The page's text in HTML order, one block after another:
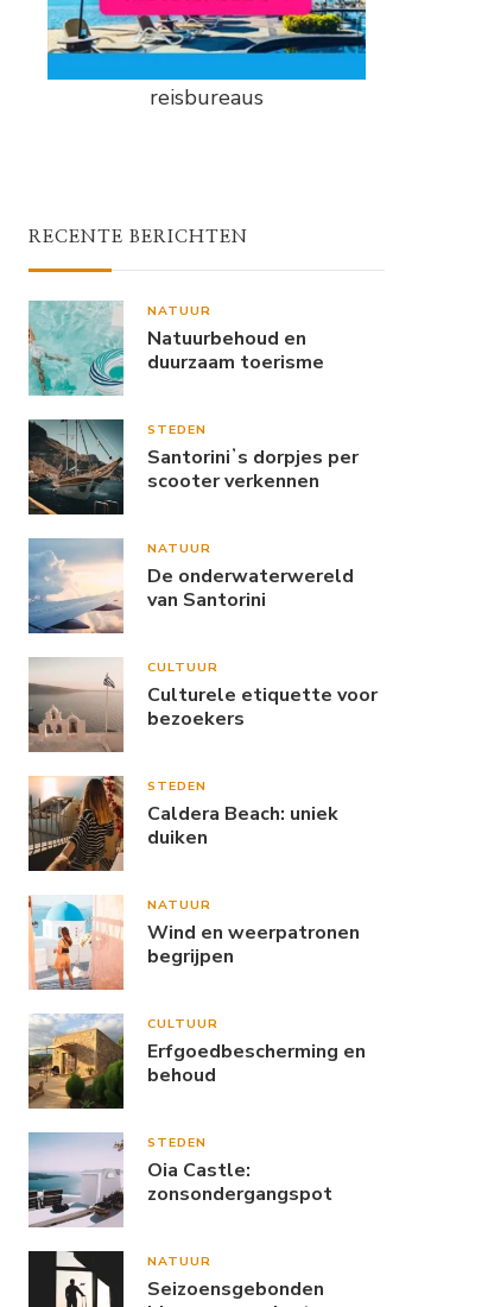
reisbureaus
RECENTE BERICHTEN
NATUUR
Natuurbehoud en
duurzaam toerisme
STEDEN
Santoriniʼs dorpjes per
scooter verkennen
NATUUR
De onderwaterwereld
van Santorini
CULTUUR
Culturele etiquette voor
bezoekers
STEDEN
Caldera Beach: uniek
duiken
NATUUR
Wind en weerpatronen
begrijpen
CULTUUR
Erfgoedbescherming en
behoud
STEDEN
Oia Castle:
zonsondergangspot
NATUUR
Seizoensgebonden